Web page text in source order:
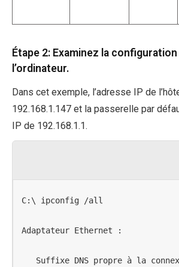
Étape 2: Examinez la
l’ordinateur.
Dans cet exemple, l’adresse IP de
192.168.1.147 et la passerelle par
IP de 192.168.1.1.
C:\ ipconfig /all
Adaptateur Ethernet :
Suffixe DNS propre à la